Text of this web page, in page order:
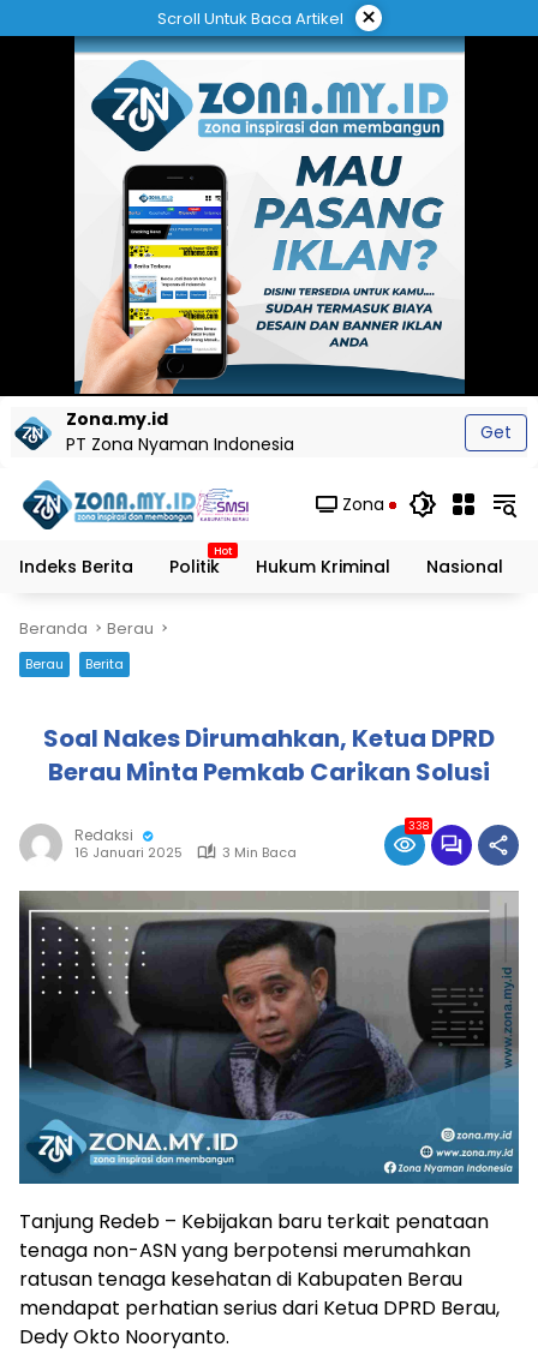
ke
Scroll Untuk Baca Artikel ×
Zona.my.id
PT Zona Nyaman Indonesia
Get
Zona
Indeks Berita Politik Hukum Kriminal Nasional
Beranda Berau
Berau Berita
Soal Nakes Dirumahkan, Ketua DPRD
Berau Minta Pemkab Carikan Solusi
Redaksi
16 Januari 2025 3 Min Baca
338
Tanjung Redeb – Kebijakan baru terkait penataan
tenaga non-ASN yang berpotensi merumahkan
ratusan tenaga kesehatan di Kabupaten Berau
mendapat perhatian serius dari Ketua DPRD Berau,
Dedy Okto Nooryanto.